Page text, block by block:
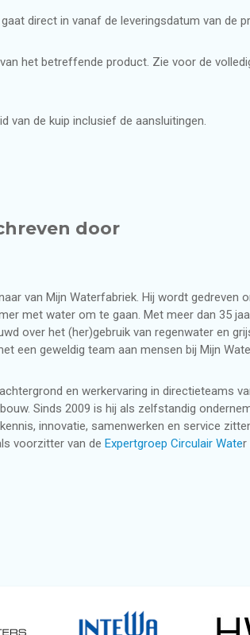
voor bedrijven
direct in vanaf de leveringsdatum van de
het betreffende product. Zie voor de
van de kuip inclusief de aansluitingen.
door
van Mijn Waterfabriek. Hij wordt gedreven
met water om te gaan. Met meer dan 35
over het (her)gebruik van regenwater en
een geweldig team aan mensen bij Mijn
en werkervaring in directieteams
Sinds 2009 is hij als zelfstandig
innovatie, samenwerken en service
voorzitter van de Expertgroep Circulair Water